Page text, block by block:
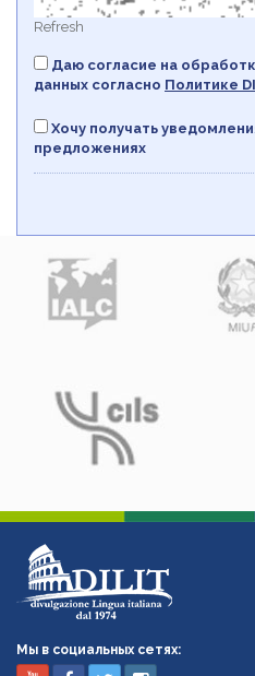
Refresh
Даю согласие на
данных согласно Политикe
Хочу получать
предложениях
Мы в социальных сетях: